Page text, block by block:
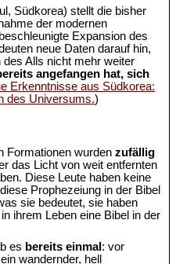
Südkorea) stellt die bisher
der modernen
Expansion des
neue Daten darauf hin,
Alls nicht mehr weiter
angefangen hat, sich
Erkenntnisse aus Südkorea:
des Universums.)
Formationen wurdenzufällig
das Licht von weit entfernten
Diese Leute haben keine
Prophezeiung in der Bibel
sie bedeutet, sie haben
ihrem Leben eine Bibel in der
es bereits einmal : vor
wandernder, hell